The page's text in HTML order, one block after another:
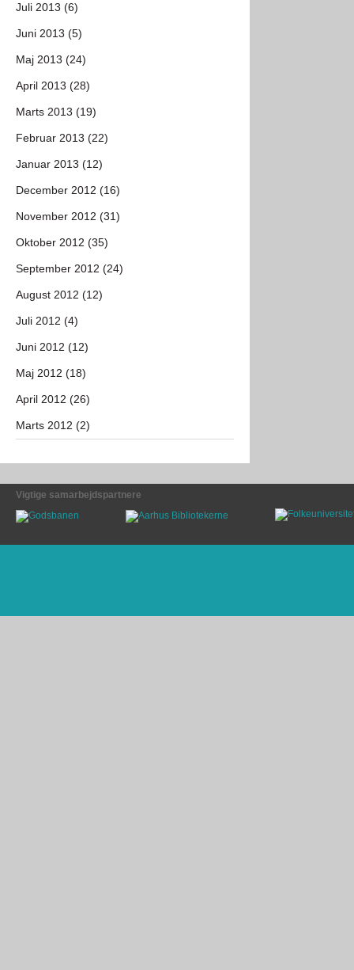
Juli 2013 (6)
Juni 2013 (5)
Maj 2013 (24)
April 2013 (28)
Marts 2013 (19)
Februar 2013 (22)
Januar 2013 (12)
December 2012 (16)
November 2012 (31)
Oktober 2012 (35)
September 2012 (24)
August 2012 (12)
Juli 2012 (4)
Juni 2012 (12)
Maj 2012 (18)
April 2012 (26)
Marts 2012 (2)
Vigtige samarbejdspartnere